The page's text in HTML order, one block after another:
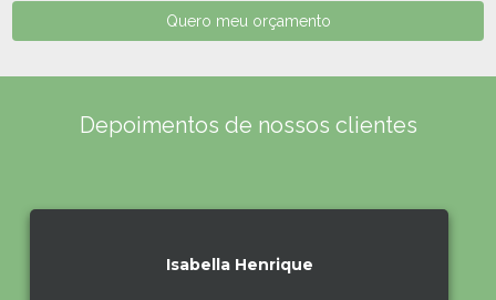
Quero meu orçamento
Depoimentos de nossos clientes
Isabella Henrique